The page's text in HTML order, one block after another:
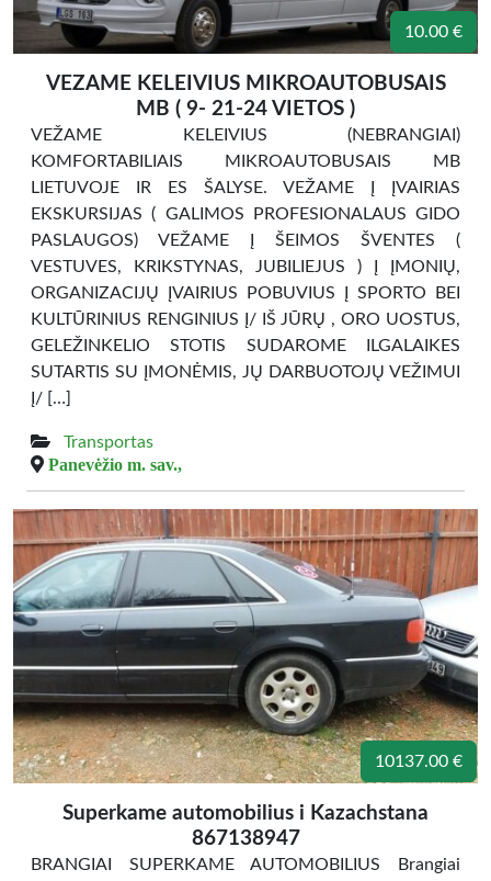
10.00 €
VEZAME KELEIVIUS MIKROAUTOBUSAIS
MB ( 9- 21-24 VIETOS )
VEŽAME KELEIVIUS (NEBRANGIAI)
KOMFORTABILIAIS MIKROAUTOBUSAIS MB
LIETUVOJE IR ES ŠALYSE. VEŽAME Į ĮVAIRIAS
EKSKURSIJAS ( GALIMOS PROFESIONALAUS GIDO
PASLAUGOS) VEŽAME Į ŠEIMOS ŠVENTES (
VESTUVES, KRIKSTYNAS, JUBILIEJUS ) Į ĮMONIŲ,
ORGANIZACIJŲ ĮVAIRIUS POBUVIUS Į SPORTO BEI
KULTŪRINIUS RENGINIUS Į/ IŠ JŪRŲ , ORO UOSTUS,
GELEŽINKELIO STOTIS SUDAROME ILGALAIKES
SUTARTIS SU ĮMONĖMIS, JŲ DARBUOTOJŲ VEŽIMUI
Į/ […]
Transportas
Panevėžio m. sav.,
10137.00 €
Superkame automobilius i Kazachstana
867138947
BRANGIAI SUPERKAME AUTOMOBILIUS Brangiai